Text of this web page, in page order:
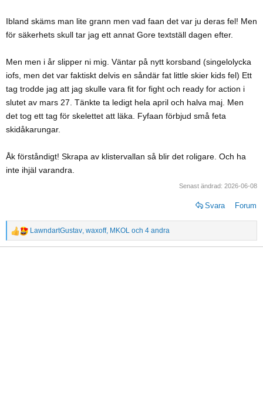
Ibland skäms man lite grann men vad faan det var ju deras fel! Men
för säkerhets skull tar jag ett annat Gore textställ dagen efter.
Men men i år slipper ni mig. Väntar på nytt korsband (singelolycka
iofs, men det var faktiskt delvis en såndär fat little skier kids fel) Ett
tag trodde jag att jag skulle vara fit for fight och ready for action i
slutet av mars 27. Tänkte ta ledigt hela april och halva maj. Men
det tog ett tag för skelettet att läka. Fyfaan förbjud små feta
skidåkarungar.
Åk förståndigt! Skrapa av klistervallan så blir det roligare. Och ha
inte ihjäl varandra.
Senast ändrad: 2026-06-08
Svara Forum
R
e
LawndartGustav waxoff, MKOL och 4 andra